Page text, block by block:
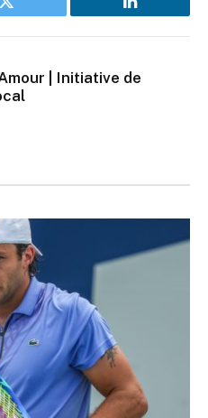
Twitter LinkedIn
| Initiative de